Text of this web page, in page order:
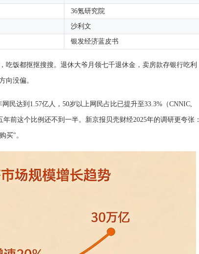
36氪研究院
沙利文
银发经济蓝皮书
饭都抠抠搜搜。退休大爷月领七千退休金，卖房款存银行吃利
向没偏。
民达到1.57亿人，50岁以上网民占比已提升至33.3%（CNNIC,
前这个比例还不到一半。新京报贝壳财经2025年的调研更夸张：
买"。